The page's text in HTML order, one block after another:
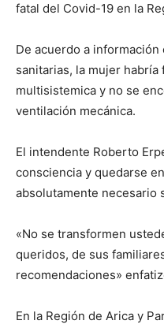
fatal del Covid-19 en la
De acuerdo a
sanitarias, la mujer
multisistemica y no se
ventilación mecánica.
El intendente Roberto
consciencia y quedarse
absolutamente necesario
«No se transformen
queridos, de sus
recomendaciones»
En la Región de Arica y